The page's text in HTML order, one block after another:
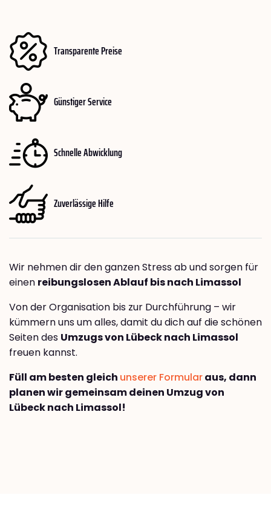
Transparente Preise
Günstiger Service
Schnelle Abwicklung
Zuverlässige Hilfe
Wir nehmen dir den ganzen Stress ab und sorgen für
einen reibungslosen Ablauf bis nach Limassol
Von der Organisation bis zur Durchführung – wir
kümmern uns um alles, damit du dich auf die schönen
Seiten des Umzugs von Lübeck nach Limassol
freuen kannst.
Füll am besten gleich unserer Formularaus, dann
planen wir gemeinsam deinen Umzug von
Lübeck nach Limassol!